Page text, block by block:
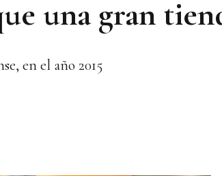
una gran
en el año 2015